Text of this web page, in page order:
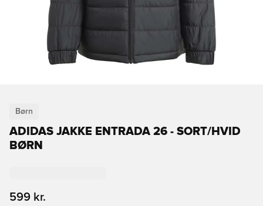
Børn
ADIDAS JAKKE ENTRADA 26 - SORT/HVID
BØRN
599 kr.